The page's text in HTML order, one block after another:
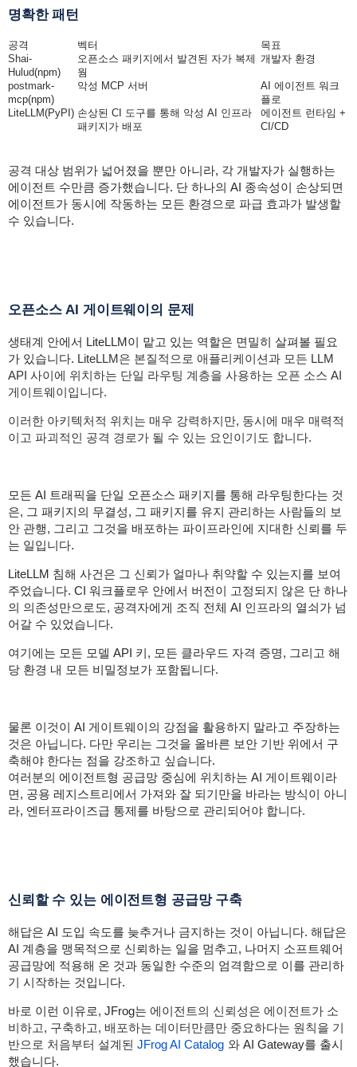
명확한 패턴
공격 벡터
목표
Shai-
Hulud(npm)
오픈소스 패키지에서 발견된 자가 복제
웜
개발자 환경
postmark-
mcp(npm)
악성 MCP 서버
AI 에이전트 워크
플로
LiteLLM(PyPI) 손상된 CI 도구를 통해 악성 AI 인프라
패키지가 배포
에이전트 런타임 +
CI/CD
공격 대상 범위가 넓어졌을 뿐만 아니라, 각 개발자가 실행하는
에이전트 수만큼 증가했습니다. 단 하나의 AI 종속성이 손상되면
에이전트가 동시에 작동하는 모든 환경으로 파급 효과가 발생할
수 있습니다.
오픈소스 AI 게이트웨이의 문제
생태계 안에서 LiteLLM이 맡고 있는 역할은 면밀히 살펴볼 필요
가 있습니다. LiteLLM은 본질적으로 애플리케이션과 모든 LLM
API 사이에 위치하는 단일 라우팅 계층을 사용하는 오픈 소스 AI
게이트웨이입니다.
이러한 아키텍처적 위치는 매우 강력하지만, 동시에 매우 매력적
이고 파괴적인 공격 경로가 될 수 있는 요인이기도 합니다.
모든 AI 트래픽을 단일 오픈소스 패키지를 통해 라우팅한다는 것
은, 그 패키지의 무결성, 그 패키지를 유지 관리하는 사람들의 보
안 관행, 그리고 그것을 배포하는 파이프라인에 지대한 신뢰를 두
는 일입니다.
LiteLLM 침해 사건은 그 신뢰가 얼마나 취약할 수 있는지를 보여
주었습니다. CI 워크플로우 안에서 버전이 고정되지 않은 단 하나
의 의존성만으로도, 공격자에게 조직 전체 AI 인프라의 열쇠가 넘
어갈 수 있었습니다.
여기에는 모든 모델 API 키, 모든 클라우드 자격 증명, 그리고 해
당 환경 내 모든 비밀정보가 포함됩니다.
물론 이것이 AI 게이트웨이의 강점을 활용하지 말라고 주장하는
것은 아닙니다. 다만 우리는 그것을 올바른 보안 기반 위에서 구
축해야 한다는 점을 강조하고 싶습니다.
여러분의 에이전트형 공급망 중심에 위치하는 AI 게이트웨이라
면, 공용 레지스트리에서 가져와 잘 되기만을 바라는 방식이 아니
라, 엔터프라이즈급 통제를 바탕으로 관리되어야 합니다.
신뢰할 수 있는 에이전트형 공급망 구축
해답은 AI 도입 속도를 늦추거나 금지하는 것이 아닙니다. 해답은
AI 계층을 맹목적으로 신뢰하는 일을 멈추고, 나머지 소프트웨어
공급망에 적용해 온 것과 동일한 수준의 엄격함으로 이를 관리하
기 시작하는 것입니다.
바로 이런 이유로, JFrog는 에이전트의 신뢰성은 에이전트가 소
비하고, 구축하고, 배포하는 데이터만큼만 중요하다는 원칙을 기
반으로 처음부터 설계된 JFrog AI Catalog 와 AI Gateway를 출시
했습니다.